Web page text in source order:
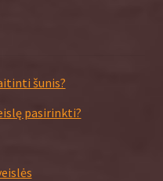
šunis?
pasirinkti?